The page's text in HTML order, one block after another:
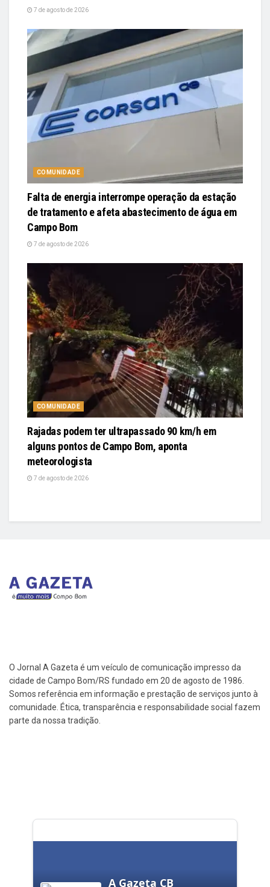
7 de agosto de 2026
COMUNIDADE
Falta de energia interrompe operação da estação
de tratamento e afeta abastecimento de água em
Campo Bom
7 de agosto de 2026
COMUNIDADE
Rajadas podem ter ultrapassado 90 km/h em
alguns pontos de Campo Bom, aponta
meteorologista
7 de agosto de 2026
O Jornal A Gazeta é um veículo de comunicação impresso da
cidade de Campo Bom/RS fundado em 20 de agosto de 1986.
Somos referência em informação e prestação de serviços junto à
comunidade. Ética, transparência e responsabilidade social fazem
parte da nossa tradição.
A Gazeta CB